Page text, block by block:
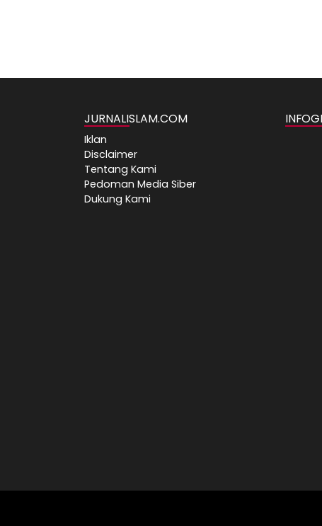
JURNALISLAM.COM
Iklan
Disclaimer
Tentang Kami
Pedoman Media Siber
Dukung Kami